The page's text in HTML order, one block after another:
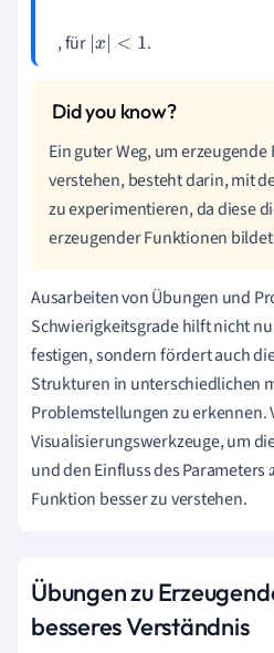
, für x| 1 .
Ein guter Weg, um
verstehen, besteht darin, mit
zu experimentieren, da diese
erzeugender Funktionen
Ausarbeiten von Übungen und
Schwierigkeitsgrade hilft nicht
festigen, sondern fördert auch
Strukturen in unterschiedlichen
Problemstellungen zu erkennen.
Visualisierungswerkzeuge, um
und den Einfluss des Parameters
Funktion besser zu verstehen.
Übungen zu
besseres Verständnis